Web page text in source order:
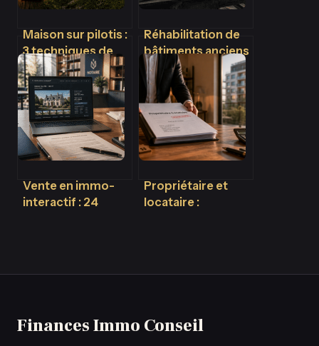
Maison sur pilotis :
3 techniques de
fondations pour
bâtir sur terrain
difficile
Réhabilitation de
bâtiments anciens
à Paris : 4 piliers
pour moderniser
sans dénaturer le
patrimoine
Vente en immo-
interactif : 24
Propriétaire et
locataire :
Finances Immo Conseil